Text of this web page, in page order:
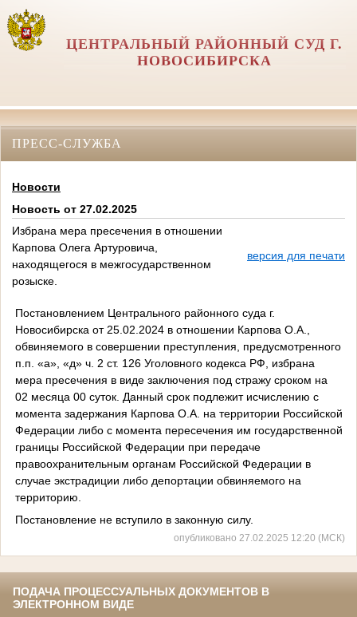
ЦЕНТРАЛЬНЫЙ РАЙОННЫЙ СУД Г.
НОВОСИБИРСКА
ПРЕСС-СЛУЖБА
Новости
Новость от 27.02.2025
Избрана мера пресечения в отношении
Карпова Олега Артуровича,
находящегося в межгосударственном
розыске.
версия для печати
Постановлением Центрального районного суда г.
Новосибирска от 25.02.2024 в отношении Карпова О.А.,
обвиняемого в совершении преступления, предусмотренного
п.п. «а», «д» ч. 2 ст. 126 Уголовного кодекса РФ, избрана
мера пресечения в виде заключения под стражу сроком на
02 месяца 00 суток. Данный срок подлежит исчислению с
момента задержания Карпова О.А. на территории Российской
Федерации либо с момента пересечения им государственной
границы Российской Федерации при передаче
правоохранительным органам Российской Федерации в
случае экстрадиции либо депортации обвиняемого на
территорию.
Постановление не вступило в законную силу.
опубликовано 27.02.2025 12:20 (МСК)
ПОДАЧА ПРОЦЕССУАЛЬНЫХ ДОКУМЕНТОВ В
ЭЛЕКТРОННОМ ВИДЕ